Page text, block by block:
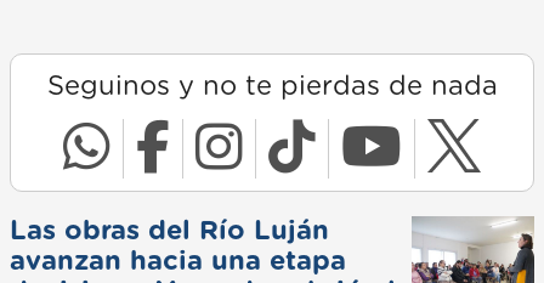
Seguinos y no te pierdas de nada
Las obras del Río Luján
avanzan hacia una etapa